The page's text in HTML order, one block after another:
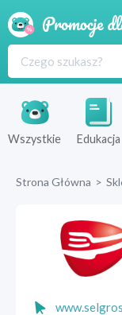
Wszystkie Edukacja
Strona Główna >